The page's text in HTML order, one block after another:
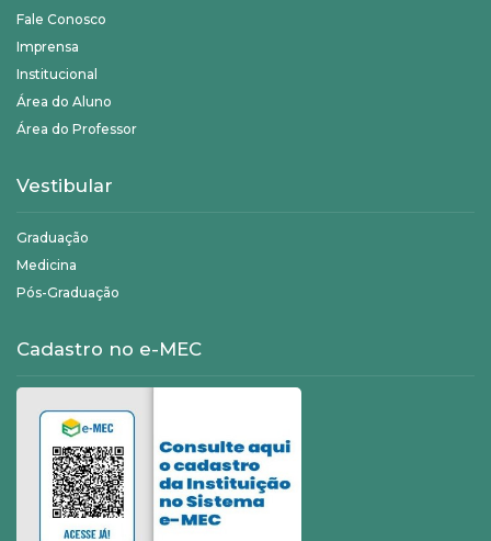
Fale Conosco
Imprensa
Institucional
Área do Aluno
Área do Professor
Vestibular
Graduação
Medicina
Pós-Graduação
Cadastro no e-MEC